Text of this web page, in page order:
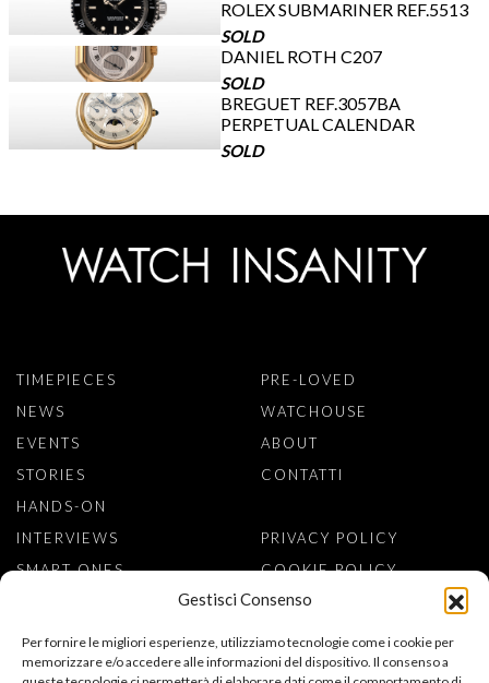
Gestisci Consenso
Per fornire le migliori esperienze, utilizziamo tecnologie come i cookie per
memorizzare e/o accedere alle informazioni del dispositivo. Il consenso a
ROLEX SUBMARINER REF.5513
SOLD
DANIEL ROTH C207
SOLD
BREGUET REF.3057BA
PERPETUAL CALENDAR
SOLD
TIMEPIECES
NEWS
EVENTS
STORIES
HANDS-ON
INTERVIEWS
SMART ONES
PRE-LOVED
WATCHOUSE
ABOUT
CONTATTI
PRIVACY POLICY
COOKIE POLICY
ISCRIVITI ALLA NEWSLETTER